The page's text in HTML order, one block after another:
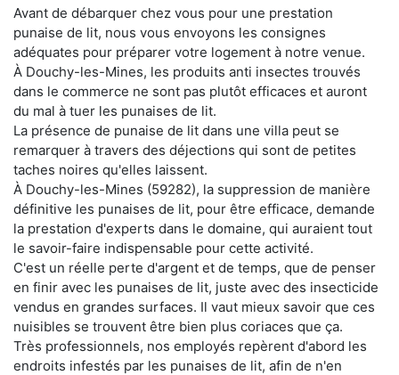
Avant de débarquer chez vous pour une prestation
punaise de lit, nous vous envoyons les consignes
adéquates pour préparer votre logement à notre venue.
À Douchy-les-Mines, les produits anti insectes trouvés
dans le commerce ne sont pas plutôt efficaces et auront
du mal à tuer les punaises de lit.
La présence de punaise de lit dans une villa peut se
remarquer à travers des déjections qui sont de petites
taches noires qu'elles laissent.
À Douchy-les-Mines (59282), la suppression de manière
définitive les punaises de lit, pour être efficace, demande
la prestation d'experts dans le domaine, qui auraient tout
le savoir-faire indispensable pour cette activité.
C'est un réelle perte d'argent et de temps, que de penser
en finir avec les punaises de lit, juste avec des insecticide
vendus en grandes surfaces. Il vaut mieux savoir que ces
nuisibles se trouvent être bien plus coriaces que ça.
Très professionnels, nos employés repèrent d'abord les
endroits infestés par les punaises de lit, afin de n'en